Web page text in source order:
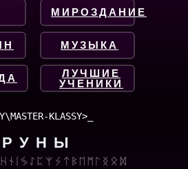
МИРОЗДАНИЕ
МУЗЫКА
ЛУЧШИЕ
УЧЕНИКИ
KLASSY>
РУНЫ